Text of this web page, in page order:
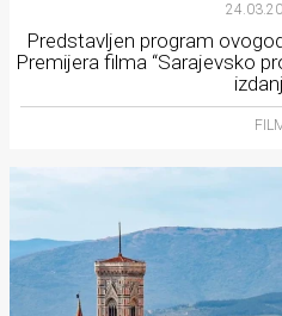
Predstavljen program
Premijera filma “Sarajevsko